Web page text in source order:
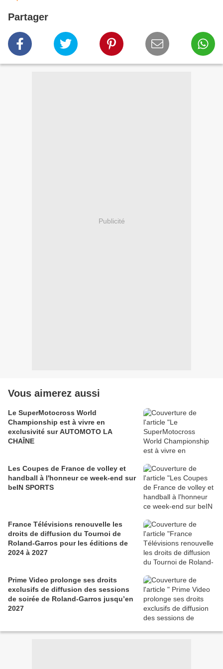
Partager
Publicité
Vous aimerez aussi
Le SuperMotocross World
Championship est à vivre en
exclusivité sur AUTOMOTO LA
CHAÎNE
Les Coupes de France de volley et
handball à l'honneur ce week-end sur
beIN SPORTS
France Télévisions renouvelle les
droits de diffusion du Tournoi de
Roland-Garros pour les éditions de
2024 à 2027
Prime Video prolonge ses droits
exclusifs de diffusion des sessions
de soirée de Roland-Garros jusqu’en
2027